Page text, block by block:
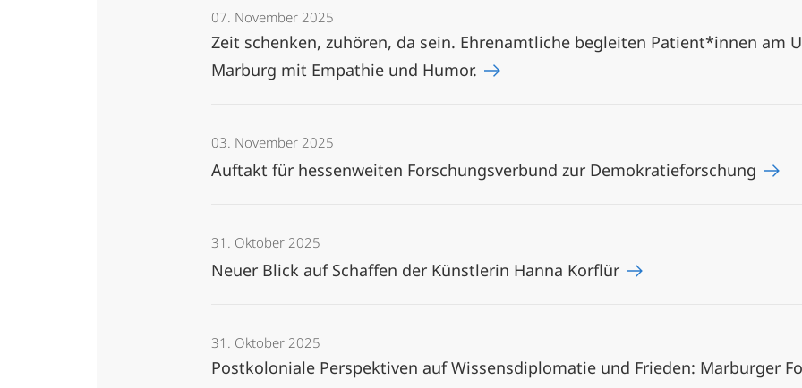
07. November 2025
Zeit schenken, zuhören, da sein. Ehrenamtliche begleiten Patient*innen am
Marburg mit Empathie und Humor.
03. November 2025
Auftakt für hessenweiten Forschungsverbund zur Demokratieforschung
31. Oktober 2025
Neuer Blick auf Schaffen der Künstlerin Hanna Korflür
31. Oktober 2025
Postkoloniale Perspektiven auf Wissensdiplomatie und Frieden: Marburger